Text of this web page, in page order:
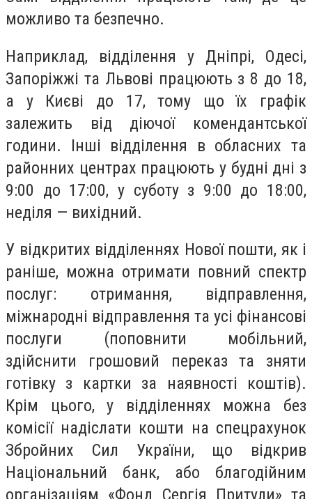
можливо та безпечно.
Наприклад, відділення у Дніпрі, Одесі,
Запоріжжі та Львові працюють з 8 до 18,
а у Києві до 17, тому що їх графік
залежить від діючої комендантської
години. Інші відділення в обласних та
районних центрах працюють у будні дні з
9:00 до 17:00, у суботу з 9:00 до 18:00,
неділя — вихідний.
У відкритих відділеннях Нової пошти, як і
раніше, можна отримати повний спектр
послуг: отримання, відправлення,
міжнародні відправлення та усі фінансові
послуги (поповнити мобільний,
здійснити грошовий переказ та зняти
готівку з картки за наявності коштів).
Крім цього, у відділеннях можна без
комісії надіслати кошти на спецрахунок
Збройних Сил України, що відкрив
Національний банк, або благодійним
організаціям «Фонд Сергія Притули» та